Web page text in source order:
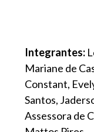
Integrantes:
Mariane de
Constant,
Santos,
Assessora de